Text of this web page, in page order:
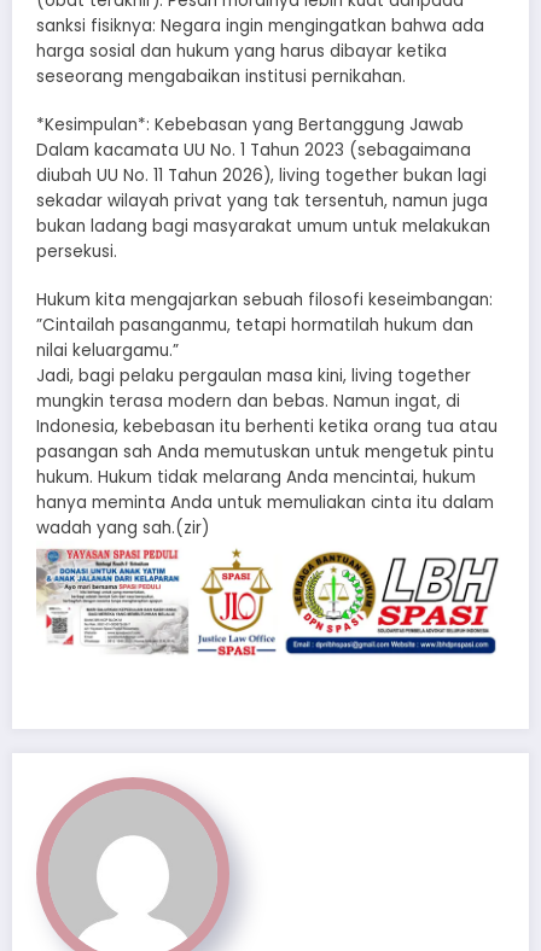
sanksi fisiknya: Negara ingin mengingatkan bahwa ada
harga sosial dan hukum yang harus dibayar ketika
seseorang mengabaikan institusi pernikahan.
*​Kesimpulan*: Kebebasan yang Bertanggung Jawab
​Dalam kacamata UU No. 1 Tahun 2023 (sebagaimana
diubah UU No. 11 Tahun 2026), living together bukan lagi
sekadar wilayah privat yang tak tersentuh, namun juga
bukan ladang bagi masyarakat umum untuk melakukan
persekusi.
​Hukum kita mengajarkan sebuah filosofi keseimbangan:
​”Cintailah pasanganmu, tetapi hormatilah hukum dan
nilai keluargamu.”
​Jadi, bagi pelaku pergaulan masa kini, living together
mungkin terasa modern dan bebas. Namun ingat, di
Indonesia, kebebasan itu berhenti ketika orang tua atau
pasangan sah Anda memutuskan untuk mengetuk pintu
hukum. Hukum tidak melarang Anda mencintai, hukum
hanya meminta Anda untuk memuliakan cinta itu dalam
wadah yang sah.(zir)